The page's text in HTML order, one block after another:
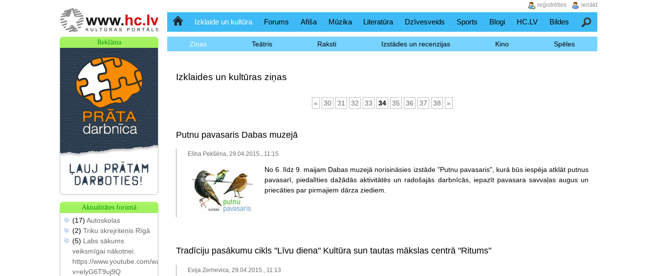
SākumlapaIzklaide un kultūra Forums Afiša Mūzika Literatūra Dzīvesveids Sports Blogi HC.LV Bildes Meklēšana
Ziņas Teātris Raksti Izstādes un recenzijas Kino Spēles
Izklaides un kultūras ziņas
« 30 31 32 33 34 35 36 37 38 »
Putnu pavasaris Dabas muzejā
Elīna Pekšēna, 29.04.2015., 11:15
No 6. līdz 9. maijam Dabas muzejā norisināsies izstāde "Putnu pavasaris", kurā būs iespēja atklāt putnus
pavasarī, piedalīties dažādās aktivitātēs un radošajās darbnīcās, iepazīt pavasara savvaļas augus un
priecāties par pirmajiem dārza ziediem.
Tradīciju pasākumu cikls "Līvu diena" Kultūra sun tautas mākslas centrā "Ritums"
Evija Zernevica, 29.04.2015., 11:13
Reklāma
Aktualitātes forumā
(17) Autoskolas
(2) Triku skrejriteņis Rīgā
(5) Labs sākums
veiksmīgai nākotnei.
https://www.youtube.com/watch?
v=elyG6T9uj9Q
ienākt
reģistrēties